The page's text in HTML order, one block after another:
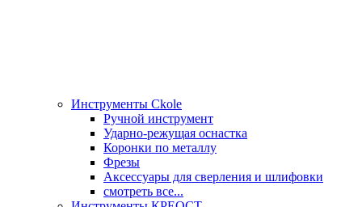
Инструменты Ckole
Ручной инструмент
Ударно‑режущая оснастка
Коронки по металлу
Фрезы
Аксессуары для сверления и шлифовки
смотреть все...